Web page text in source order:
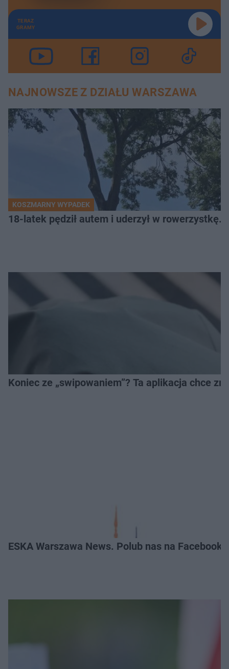
TERAZ
GRAMY
NAJNOWSZE Z DZIAŁU WARSZAWA
KOSZMARNY WYPADEK
18-latek pędził autem i uderzył w rowerzystkę.
Koniec ze „swipowaniem”? Ta aplikacja chce
ESKA Warszawa News. Polub nas na